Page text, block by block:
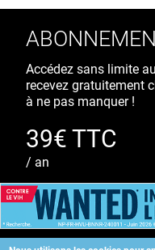
Accédez sans limite
recevez gratuitement
à ne pas manquer !
39€ TTC
/ an
S'ABONNER